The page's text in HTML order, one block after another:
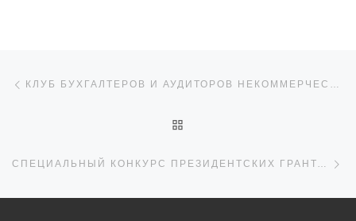
Навигация по записям
СПЕЦИАЛЬНЫЙ КОНКУРС ПРЕЗИДЕНТСКИХ ГРАНТОВ